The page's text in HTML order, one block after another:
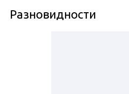
Разновидности